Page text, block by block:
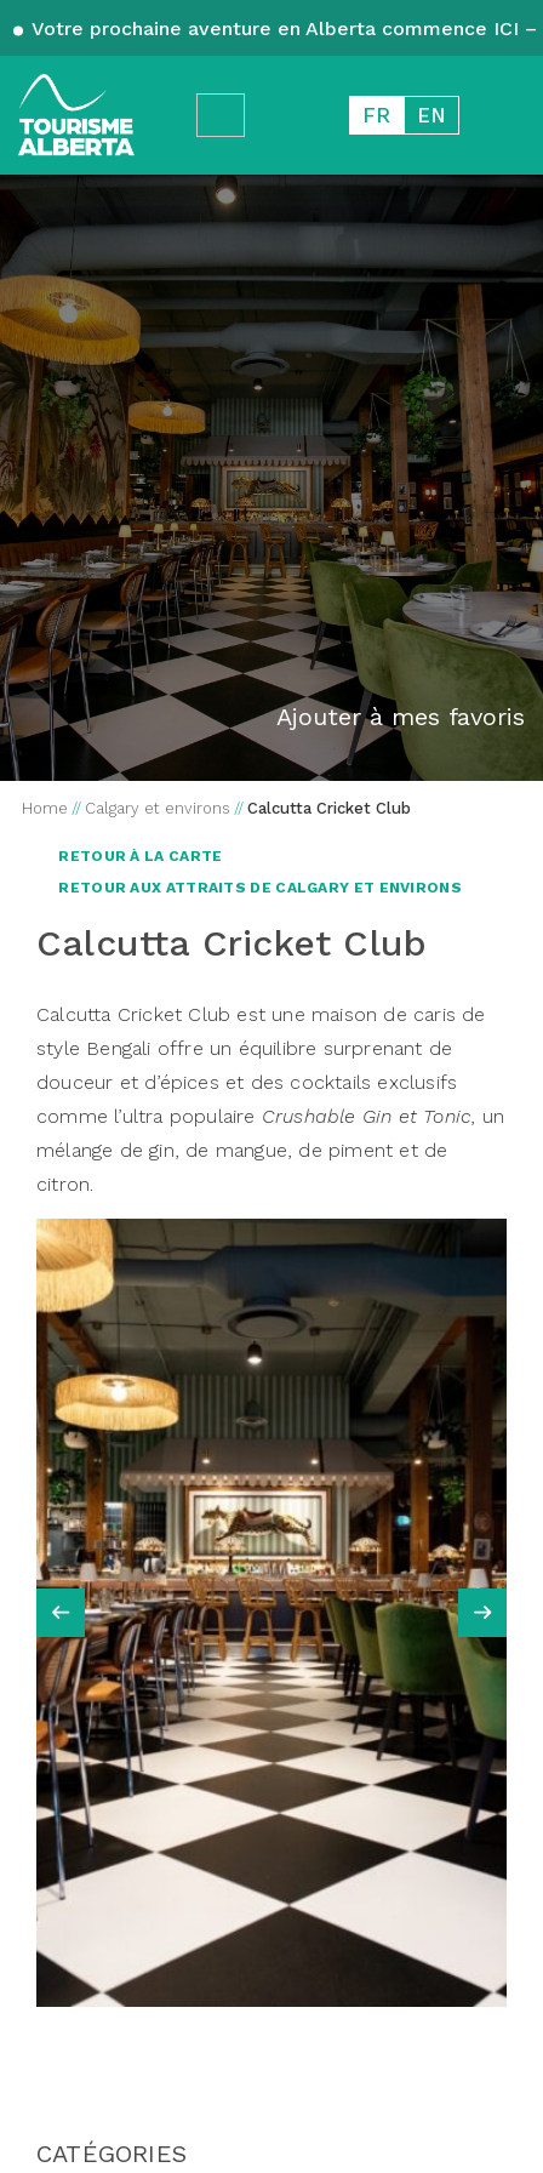
Votre prochaine aventure en Alberta commence ICI
FR EN
Ajouter à mes favoris
Home // Calgary et environs // Calcutta Cricket Club
RETOUR À LA CARTE
RETOUR AUX ATTRAITS DE CALGARY ET ENVIRONS
Calcutta Cricket Club
Calcutta Cricket Club est une maison de caris de
style Bengali offre un équilibre surprenant de
douceur et d’épices et des cocktails exclusifs
comme l’ultra populaire Crushable Gin et Tonic, un
mélange de gin, de mangue, de piment et de
citron.
CATÉGORIES